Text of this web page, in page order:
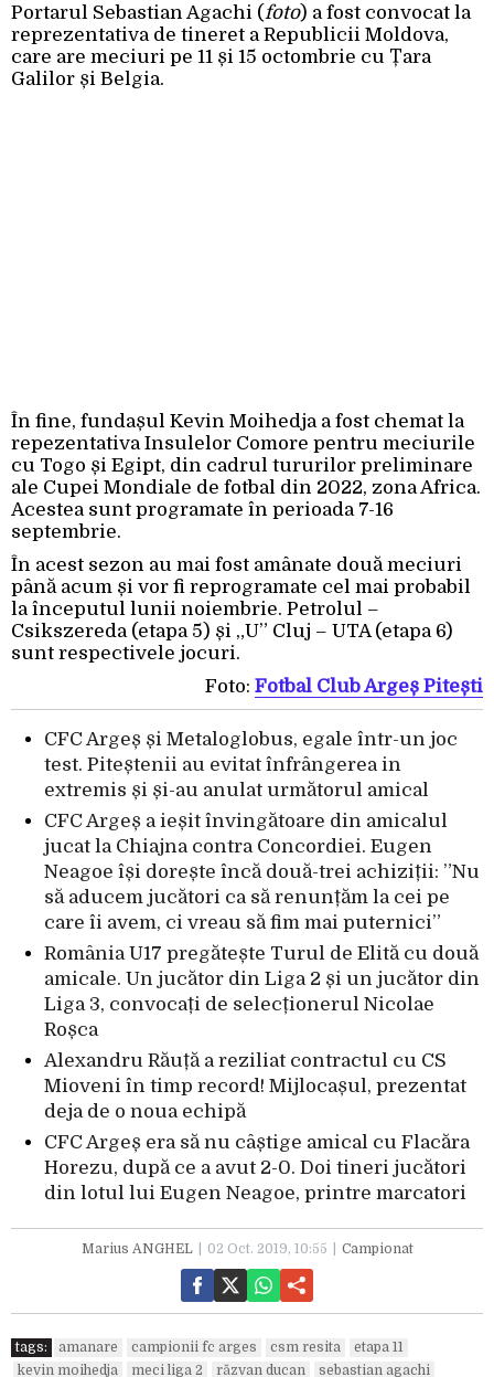
Portarul Sebastian Agachi (foto) a fost convocat la
reprezentativa de tineret a Republicii Moldova,
care are meciuri pe 11 și 15 octombrie cu Țara
Galilor și Belgia.
În fine, fundașul Kevin Moihedja a fost chemat la
repezentativa Insulelor Comore pentru meciurile
cu Togo și Egipt, din cadrul tururilor preliminare
ale Cupei Mondiale de fotbal din 2022, zona Africa.
Acestea sunt programate în perioada 7-16
septembrie.
În acest sezon au mai fost amânate două meciuri
până acum și vor fi reprogramate cel mai probabil
la începutul lunii noiembrie. Petrolul –
Csikszereda (etapa 5) și „U” Cluj – UTA (etapa 6)
sunt respectivele jocuri.
Foto: Fotbal Club Argeș Pitești
CFC Argeș și Metaloglobus, egale într-un joc
test. Piteștenii au evitat înfrângerea in
extremis și și-au anulat următorul amical
CFC Argeș a ieșit învingătoare din amicalul
jucat la Chiajna contra Concordiei. Eugen
Neagoe își dorește încă două-trei achiziții: ”Nu
să aducem jucători ca să renunțăm la cei pe
care îi avem, ci vreau să fim mai puternici”
România U17 pregătește Turul de Elită cu două
amicale. Un jucător din Liga 2 și un jucător din
Liga 3, convocați de selecționerul Nicolae
Roșca
Alexandru Răuță a reziliat contractul cu CS
Mioveni în timp record! Mijlocașul, prezentat
deja de o noua echipă
CFC Argeș era să nu câștige amical cu Flacăra
Horezu, după ce a avut 2-0. Doi tineri jucători
din lotul lui Eugen Neagoe, printre marcatori
Marius ANGHEL 02 Oct. 2019, 10:55 Campionat
tags: amanare campionii fc arges csm resita
etapa 11
kevin moihedja
meci liga 2 răzvan ducan sebastian agachi